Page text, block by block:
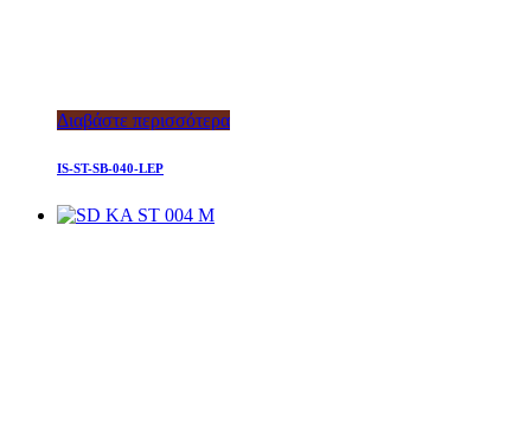
Διαβάστε περισσότερα
IS-ST-SB-040-LEP